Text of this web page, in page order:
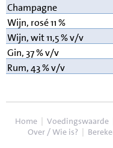
Champagne
Wijn, rosé 11 %
Wijn, wit 11,5 % v/v
Gin, 37 % v/v
Rum, 43 % v/v
Home | Voedingswaarde
Over / Wie is? |